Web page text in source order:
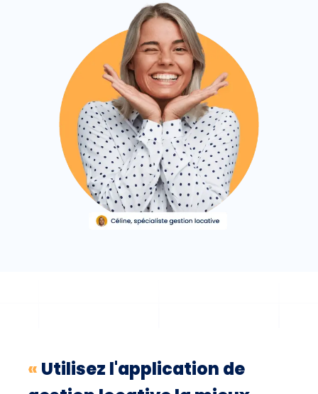
« Utilisez l'application de